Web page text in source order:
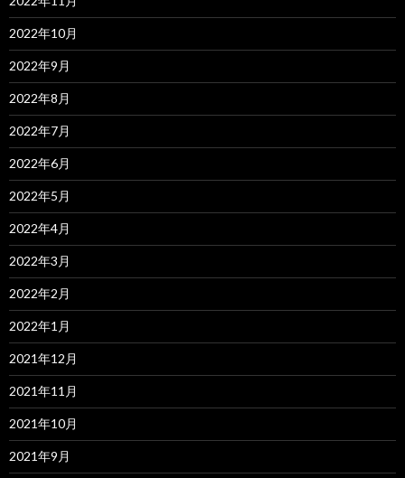
2022年10月
2022年9月
2022年8月
2022年7月
2022年6月
2022年5月
2022年4月
2022年3月
2022年2月
2022年1月
2021年12月
2021年11月
2021年10月
2021年9月